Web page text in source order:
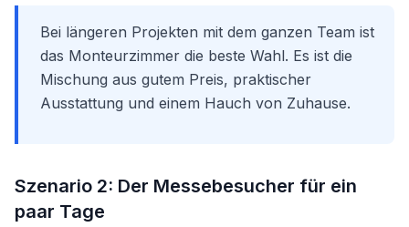
Bei längeren Projekten mit dem ganzen Team ist
das Monteurzimmer die beste Wahl. Es ist die
Mischung aus gutem Preis, praktischer
Ausstattung und einem Hauch von Zuhause.
Szenario 2: Der Messebesucher für ein
paar Tage